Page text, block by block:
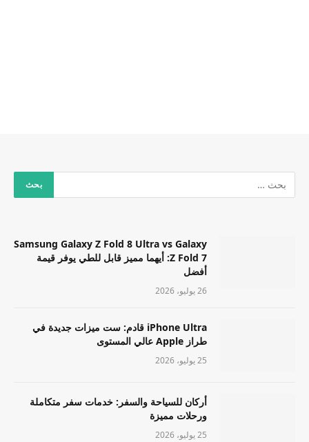
Samsung Galaxy Z Fold 8 Ultra vs Galaxy
Z Fold 7: أيهما مميز قابل للطي يوفر قيمة
أفضل
26 يوليو، 2026
iPhone Ultra قادم: ست ميزات جديدة في
طراز Apple عالي المستوى
25 يوليو، 2026
أركان للسياحة والسفر: خدمات سفر متكاملة
ورحلات مميزة
25 يوليو، 2026